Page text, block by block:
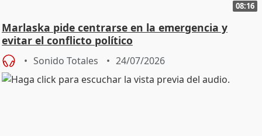
08:16
Marlaska pide centrarse en la emergencia y
evitar el conflicto político
Sonido Totales 24/07/2026